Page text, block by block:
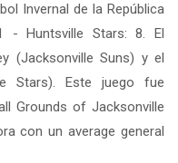
Invernal de la República
- Huntsville Stars: 8. El
(Jacksonville Suns) y el
Stars). Este juego fue
Grounds of Jacksonville
con un average general